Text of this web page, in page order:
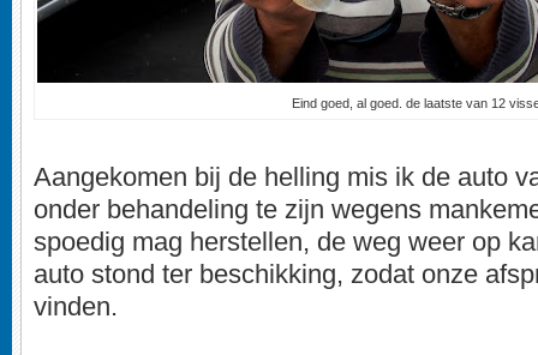
Eind goed, al goed. de laatste van 12
Aangekomen bij de helling mis ik de auto
onder behandeling te zijn wegens
spoedig mag herstellen, de weg weer op
auto stond ter beschikking, zodat onze
vinden.